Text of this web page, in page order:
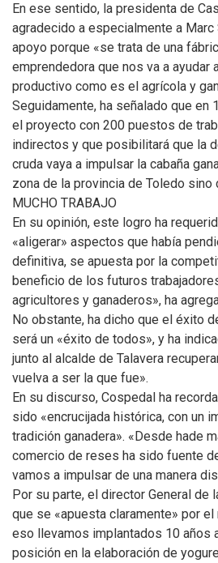
En ese sentido, la presidenta de
agradecido a especialmente a
apoyo porque «se trata de una
emprendedora que nos va a ayudar
productivo como es el agrícola y
Seguidamente, ha señalado que en
el proyecto con 200 puestos de
indirectos y que posibilitará que la
cruda vaya a impulsar la cabaña
zona de la provincia de Toledo sino
MUCHO TRABAJO
En su opinión, este logro ha
«aligerar» aspectos que había
definitiva, se apuesta por la
beneficio de los futuros
agricultores y ganaderos», ha
No obstante, ha dicho que el éxito
será un «éxito de todos», y ha
junto al alcalde de Talavera
vuelva a ser la que fue».
En su discurso, Cospedal ha
sido «encrucijada histórica, con un
tradición ganadera». «Desde hade
comercio de reses ha sido fuente
vamos a impulsar de una manera
Por su parte, el director General de
que se «apuesta claramente» por
eso llevamos implantados 10 años
posición en la elaboración de